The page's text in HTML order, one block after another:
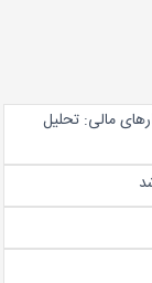
مالی: تحلیل